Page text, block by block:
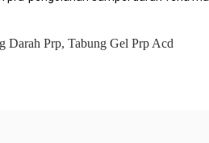
Darah Prp, Tabung Gel Prp Acd